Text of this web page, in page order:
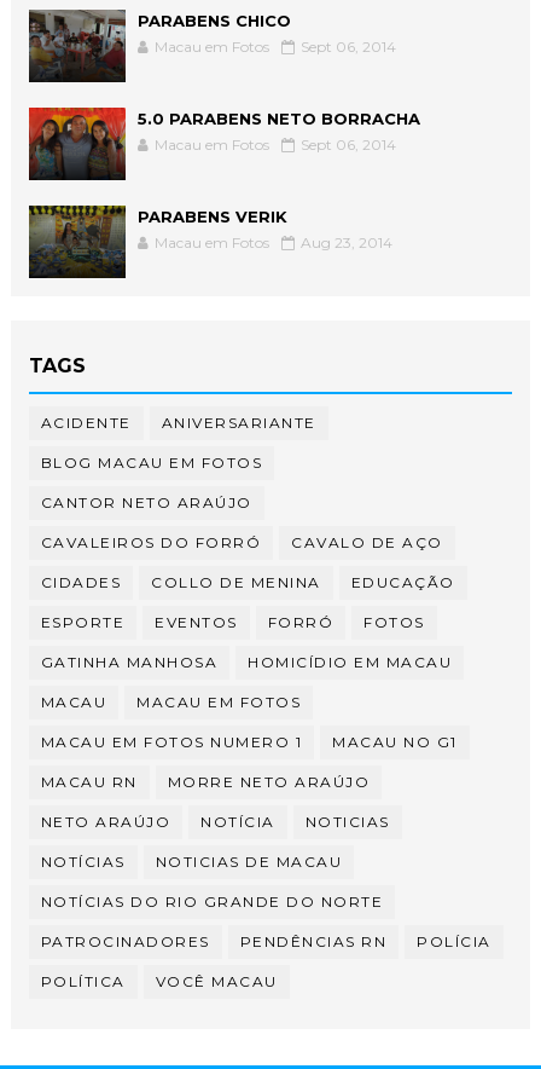
PARABENS CHICO
Macau em Fotos Sept 06, 2014
5.0 PARABENS NETO BORRACHA
Macau em Fotos Sept 06, 2014
PARABENS VERIK
Macau em Fotos Aug 23, 2014
TAGS
ACIDENTE ANIVERSARIANTE
BLOG MACAU EM FOTOS
CANTOR NETO ARAÚJO
CAVALEIROS DO FORRÓ CAVALO DE AÇO
CIDADES COLLO DE MENINA EDUCAÇÃO
ESPORTE EVENTOS FORRÓ FOTOS
GATINHA MANHOSA HOMICÍDIO EM MACAU
MACAU MACAU EM FOTOS
MACAU EM FOTOS NUMERO 1 MACAU NO G1
MACAU RN MORRE NETO ARAÚJO
NETO ARAÚJO NOTÍCIA NOTICIAS
NOTÍCIAS NOTICIAS DE MACAU
NOTÍCIAS DO RIO GRANDE DO NORTE
PATROCINADORES PENDÊNCIAS RN POLÍCIA
POLÍTICA VOCÊ MACAU